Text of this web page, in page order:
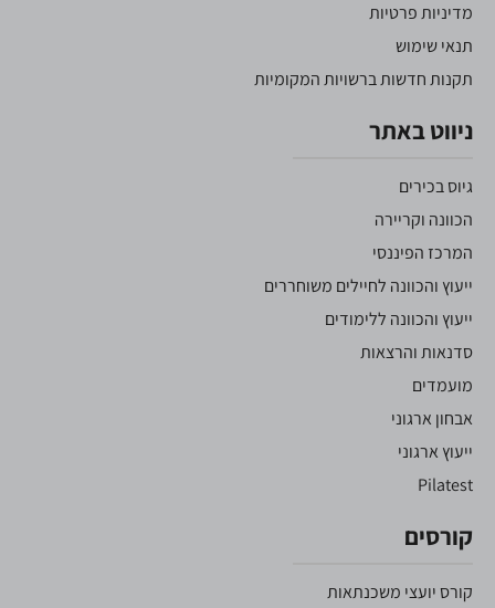
מדיניות פרטיות
תנאי שימוש
תקנות חדשות ברשויות המקומיות
ניווט באתר
גיוס בכירים
הכוונה וקריירה
המרכז הפיננסי
ייעוץ והכוונה לחיילים משוחררים
ייעוץ והכוונה ללימודים
סדנאות והרצאות
מועמדים
אבחון ארגוני
ייעוץ ארגוני
Pilatest
קורסים
קורס יועצי משכנתאות